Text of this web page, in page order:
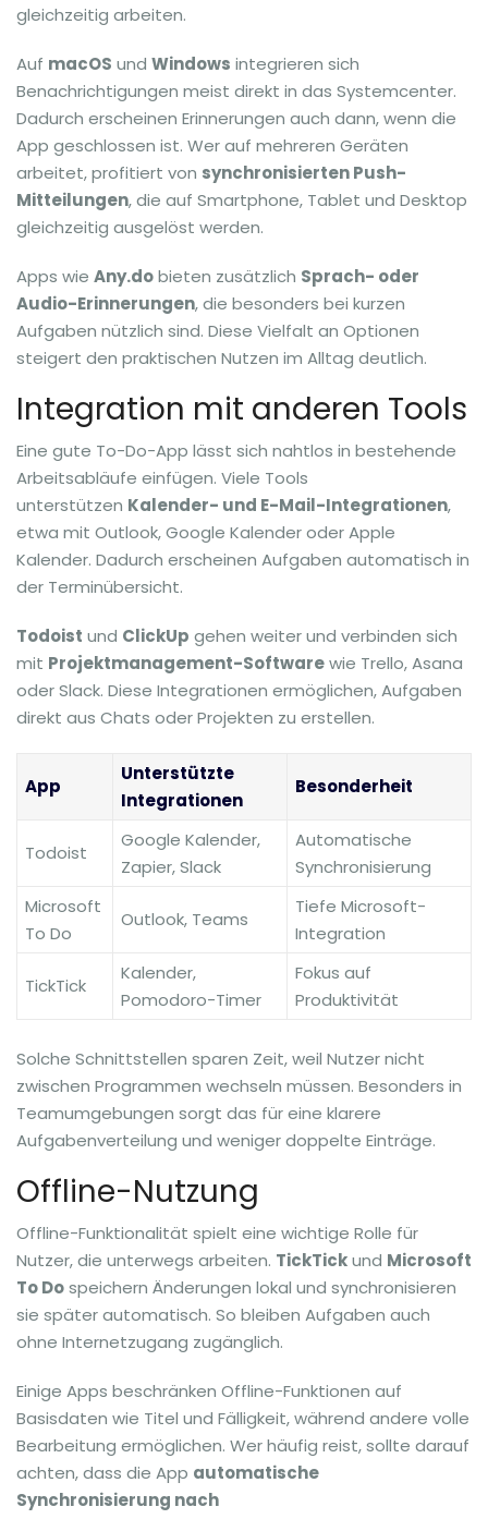
gleichzeitig arbeiten.
Auf macOS und Windows integrieren sich
Benachrichtigungen meist direkt in das Systemcenter.
Dadurch erscheinen Erinnerungen auch dann, wenn die
App geschlossen ist. Wer auf mehreren Geräten
arbeitet, profitiert von synchronisierten Push-
Mitteilungen, die auf Smartphone, Tablet und Desktop
gleichzeitig ausgelöst werden.
Apps wie Any.dobieten zusätzlich Sprach- oder
Audio-Erinnerungen, die besonders bei kurzen
Aufgaben nützlich sind. Diese Vielfalt an Optionen
steigert den praktischen Nutzen im Alltag deutlich.
Integration mit anderen Tools
Eine gute To-Do-App lässt sich nahtlos in bestehende
Arbeitsabläufe einfügen. Viele Tools
unterstützen Kalender- und E-Mail-Integrationen,
etwa mit Outlook, Google Kalender oder Apple
Kalender. Dadurch erscheinen Aufgaben automatisch in
der Terminübersicht.
Todoist und ClickUp gehen weiter und verbinden sich
mit Projektmanagement-Softwarewie Trello, Asana
oder Slack. Diese Integrationen ermöglichen, Aufgaben
direkt aus Chats oder Projekten zu erstellen.
App
Unterstützte
Integrationen
Besonderheit
Todoist
Google Kalender,
Zapier, Slack
Automatische
Synchronisierung
Microsoft
To Do
Outlook, Teams
Tiefe Microsoft-
Integration
TickTick
Kalender,
Pomodoro-Timer
Fokus auf
Produktivität
Solche Schnittstellen sparen Zeit, weil Nutzer nicht
zwischen Programmen wechseln müssen. Besonders in
Teamumgebungen sorgt das für eine klarere
Aufgabenverteilung und weniger doppelte Einträge.
Offline-Nutzung
Offline-Funktionalität spielt eine wichtige Rolle für
Nutzer, die unterwegs arbeiten. TickTickund Microsoft
To Dospeichern Änderungen lokal und synchronisieren
sie später automatisch. So bleiben Aufgaben auch
ohne Internetzugang zugänglich.
Einige Apps beschränken Offline-Funktionen auf
Basisdaten wie Titel und Fälligkeit, während andere volle
Bearbeitung ermöglichen. Wer häufig reist, sollte darauf
achten, dass die App automatische
Synchronisierung nach